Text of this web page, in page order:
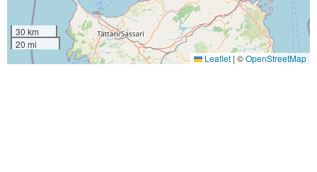
30 km
20 mi
Leaflet | ©OpenStreetMap